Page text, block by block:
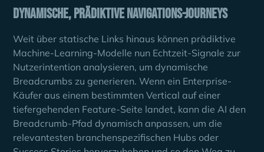
Dynamische, prädiktive Navigations-Journeys
Weit über statische Links hinaus können prädiktive
Machine-Learning-Modelle nun Echtzeit-Signale zur
Nutzerintention analysieren, um dynamische
Breadcrumbs zu generieren. Wenn ein Enterprise-
Käufer aus einem bestimmten Vertical auf einer
tiefergehenden Feature-Seite landet, kann die AI den
Breadcrumb-Pfad dynamisch anpassen, um die
relevantesten branchenspezifischen Hubs oder